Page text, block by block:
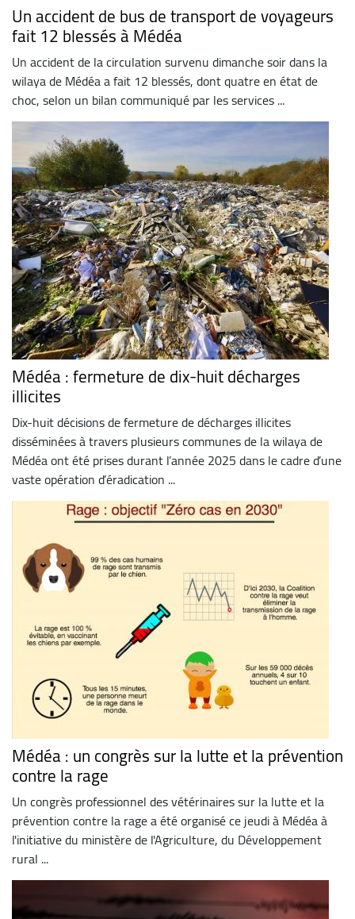
Un accident de bus de transport de voyageurs
fait 12 blessés à Médéa
Un accident de la circulation survenu dimanche soir dans la
wilaya de Médéa a fait 12 blessés, dont quatre en état de
choc, selon un bilan communiqué par les services ...
Médéa : fermeture de dix-huit décharges
illicites
Dix-huit décisions de fermeture de décharges illicites
disséminées à travers plusieurs communes de la wilaya de
Médéa ont été prises durant l’année 2025 dans le cadre d’une
vaste opération d’éradication ...
Médéa : un congrès sur la lutte et la prévention
contre la rage
Un congrès professionnel des vétérinaires sur la lutte et la
prévention contre la rage a été organisé ce jeudi à Médéa à
l'initiative du ministère de l'Agriculture, du Développement
rural ...